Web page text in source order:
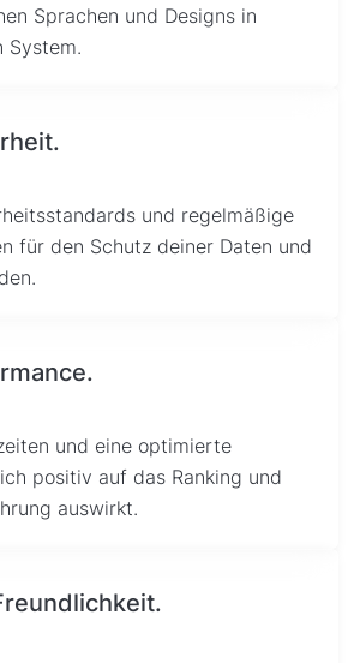
Sprachen und Designs in
System.
und regelmäßige
für den Schutz deiner Daten und
und eine optimierte
positiv auf das Ranking und
auswirkt.